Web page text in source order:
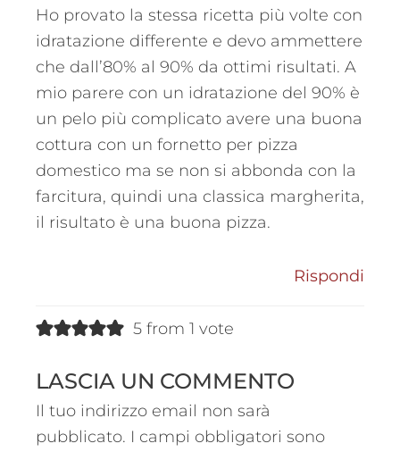
Ho provato la stessa ricetta più volte con
idratazione differente e devo ammettere
che dall’80% al 90% da ottimi risultati. A
mio parere con un idratazione del 90% è
un pelo più complicato avere una buona
cottura con un fornetto per pizza
domestico ma se non si abbonda con la
farcitura, quindi una classica margherita,
il risultato è una buona pizza.
Rispondi
5 from 1 vote
LASCIA UN COMMENTO
Il tuo indirizzo email non sarà
pubblicato. I campi obbligatori sono